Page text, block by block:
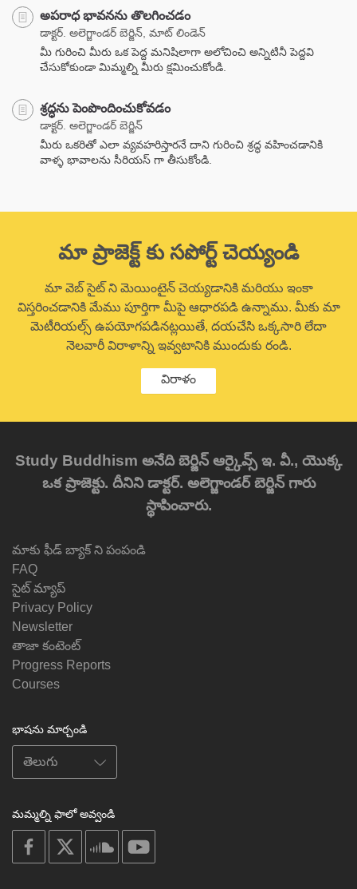
అపరాధ భావనను తొలగించడం
డాక్టర్. అలెగ్జాండర్ బెర్జిన్, మాట్ లిండెన్
మీ గురించి మీరు ఒక పెద్ద మనిషిలాగా అలోచించి అన్నిటినీ పెద్దవి
చేసుకోకుండా మిమ్మల్ని మీరు క్షమించుకోండి.
శ్రద్ధను పెంపొందించుకోవడం
డాక్టర్. అలెగ్జాండర్ బెర్జిన్
మీరు ఒకరితో ఎలా వ్యవహరిస్తారనే దాని గురించి శ్రద్ధ వహించడానికి
వాళ్ళ భావాలను సీరియస్ గా తీసుకోండి.
మా ప్రాజెక్ట్ కు సపోర్ట్ చెయ్యండి
మా వెబ్ సైట్ ని మెయింటైన్ చెయ్యడానికి మరియు ఇంకా
విస్తరించడానికి మేము పూర్తిగా మీపై ఆధారపడి ఉన్నాము. మీకు మా
మెటీరియల్స్ ఉపయోగపడినట్లయితే, దయచేసి ఒక్కసారి లేదా
నెలవారీ విరాళాన్ని ఇవ్వటానికి ముందుకు రండి.
విరాళం
Study Buddhism అనేది బెర్జిన్ ఆర్కైవ్స్ ఇ. వీ., యొక్క
ఒక ప్రాజెక్టు. దీనిని డాక్టర్. అలెగ్జాండర్ బెర్జిన్ గారు
స్థాపించారు.
మాకు ఫీడ్ బ్యాక్ ని పంపండి
FAQ
సైట్ మ్యాప్
Privacy Policy
Newsletter
తాజా కంటెంట్
Progress Reports
Courses
భాషను మార్చండి
మమ్మల్ని ఫాలో అవ్వండి
on
facebook
soundcloud